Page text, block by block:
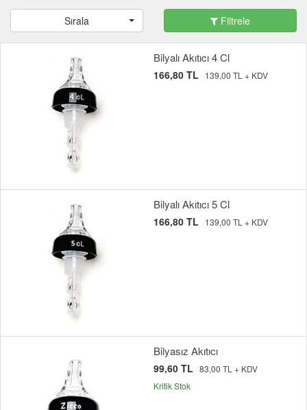
Sırala Filtrele
Bilyalı Akıtıcı 4 Cl
166,80 TL 139,00 TL + KDV
Bilyalı Akıtıcı 5 Cl
166,80 TL 139,00 TL + KDV
Bilyasız Akıtıcı
99,60 TL 83,00 TL + KDV
Kritik Stok